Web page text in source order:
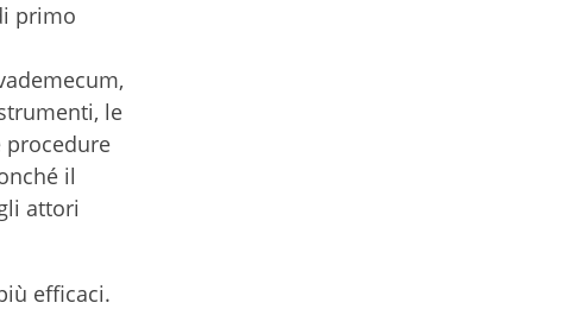
primo
le
procedure
il
attori
efficaci.